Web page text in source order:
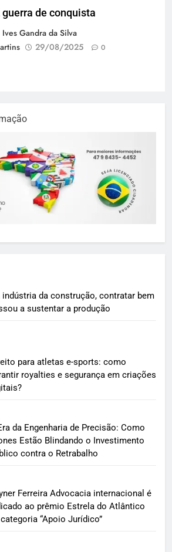
guerra de conquista
Ives Gandra da Silva
29/08/2025 0
indústria da construção, contratar bem
a sustentar a produção
para atletas e-sports: como
royalties e segurança em criações
da Engenharia de Precisão: Como
Estão Blindando o Investimento
contra o Retrabalho
Ferreira Advocacia internacional é
ao prêmio Estrela do Atlântico
“Apoio Jurídico”